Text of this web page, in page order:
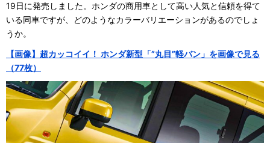
19日に発売しました。ホンダの商用車として高い人気と信頼を得て
いる同車ですが、どのようなカラーバリエーションがあるのでしょ
うか。
【画像】超カッコイイ！ ホンダ新型「”丸目”軽バン」を画像で見る
（77枚）